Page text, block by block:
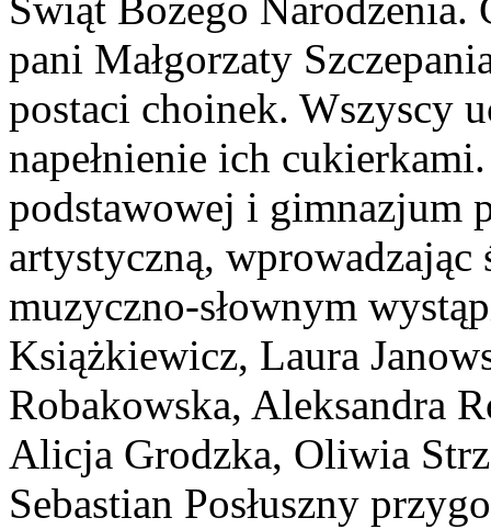
Świąt Bożego
pani Małgorzaty
postaci choinek. Wszyscy
napełnienie ich
podstawowej i gimnazjum
artystyczną,
muzyczno-słownym
Książkiewicz, Laura
Robakowska, Aleksandra
Alicja Grodzka, Oliwia
Sebastian Posłuszny